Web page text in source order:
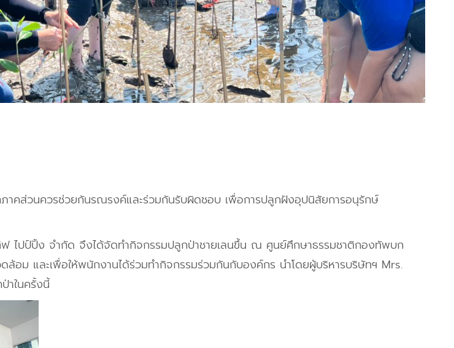
คส่วนควรช่วยกันรณรงค์และร่วมกันรับผิดชอบ เพื่อการปลูกฝังอุปนิสัยการอนุรักษ์
ไปป์ปิ้ง จำกัด จึงได้จัดทำกิจกรรมปลูกป่าชายเลนขึ้น ณ ศูนย์ศึกษาธรรมชาติกองทัพบก
ม และเพื่อให้พนักงานได้ร่วมทำกิจกรรมร่วมกันกับองค์กร นำโดยผู้บริหารบริษัทฯ Mrs.
าในครั้งนี้